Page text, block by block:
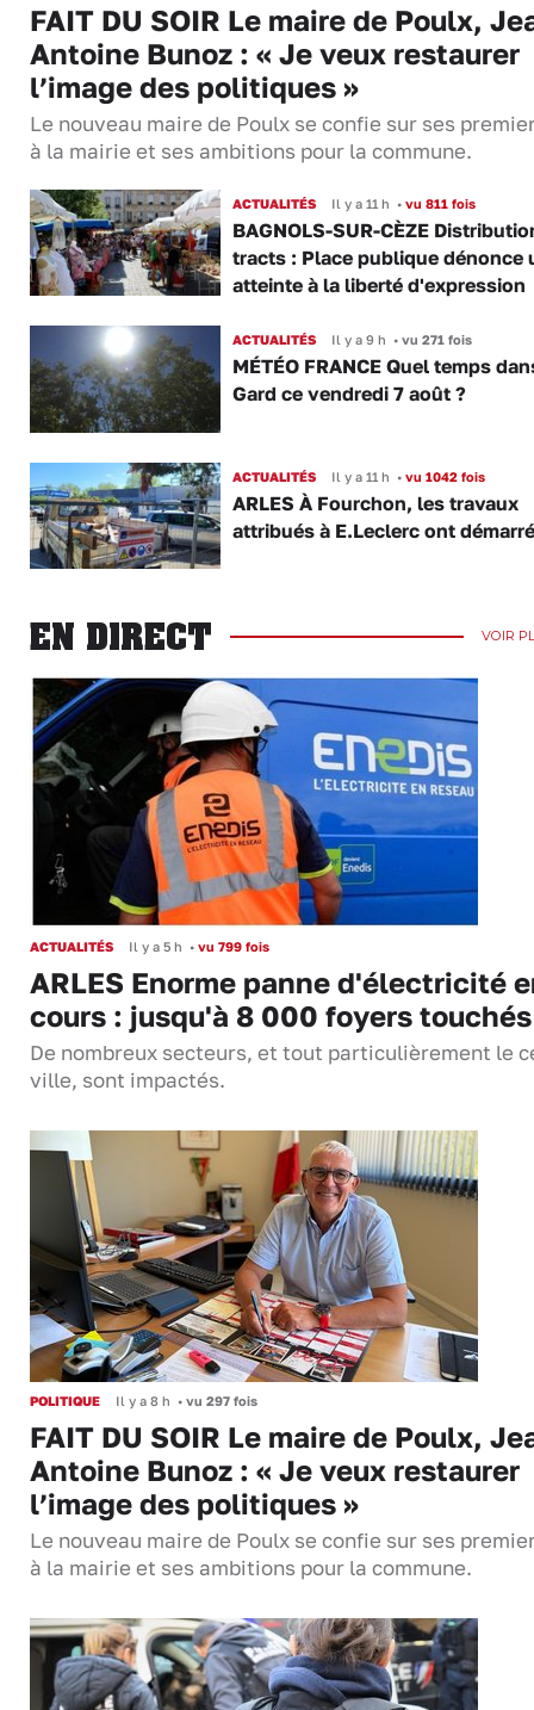
FAIT DU SOIR Le maire de Poulx,
Antoine Bunoz : « Je veux restaurer
l’image des politiques »
Le nouveau maire de Poulx se confie sur ses
à la mairie et ses ambitions pour la commune.
ACTUALITÉS Il y a 11 h •vu 811 fois
BAGNOLS-SUR-CÈZE
tracts : Place publique dénonce
atteinte à la liberté d'expression
ACTUALITÉS Il y a 9 h •vu 271 fois
MÉTÉO FRANCE Quel temps
Gard ce vendredi 7 août ?
ACTUALITÉS Il y a 11 h •vu 1042 fois
ARLES À Fourchon, les travaux
attribués à E.Leclerc ont démarré
EN DIRECT VOIR
ACTUALITÉS Il y a 5 h • vu 799 fois
ARLES Enorme panne d'électricité
cours : jusqu'à 8 000 foyers touchés
De nombreux secteurs, et tout particulièrement le
ville, sont impactés.
POLITIQUE Il y a 8 h • vu 297 fois
FAIT DU SOIR Le maire de Poulx,
Antoine Bunoz : « Je veux restaurer
l’image des politiques »
Le nouveau maire de Poulx se confie sur ses
à la mairie et ses ambitions pour la commune.